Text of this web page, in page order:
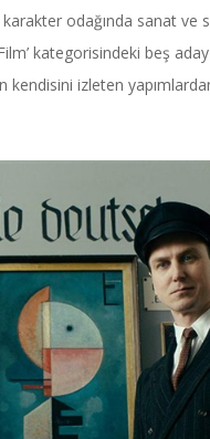
odağında sanat
kategorisindeki beş
izleten yapımlardan